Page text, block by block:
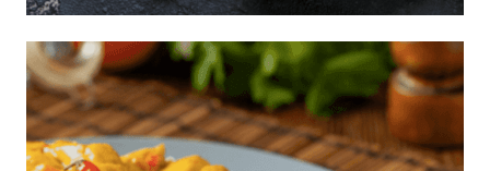
Penne multicolor